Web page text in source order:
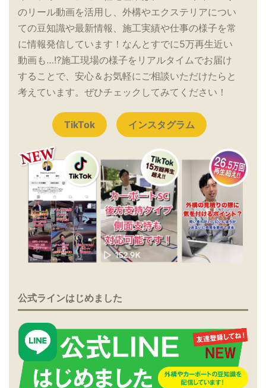
のリール動画を活用し、外構やエクステリアについ
ての豆知識や最新情報、施工実績や仕事の様子を常
に情報発信しています！なんとすでに5万再生近い
動画も…!?施工現場の様子をリアルタイムでお届け
することで、安心＆お気軽にご相談いただけたらと
考えています。ぜひチェックしてみてください！
TikTok インスタグラム
公式ラインはじめました